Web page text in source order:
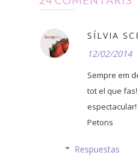
SÍLVIA
12/02/2014
Sempre em
tot el que
espectacular!
Petons
Respuestas